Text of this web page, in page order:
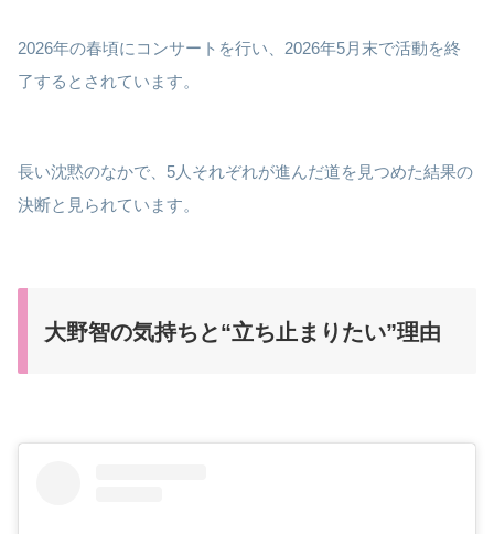
2026年の春頃にコンサートを行い、2026年5月末で活動を終
了するとされています。
長い沈黙のなかで、5人それぞれが進んだ道を見つめた結果の
決断と見られています。
大野智の気持ちと“立ち止まりたい”理由